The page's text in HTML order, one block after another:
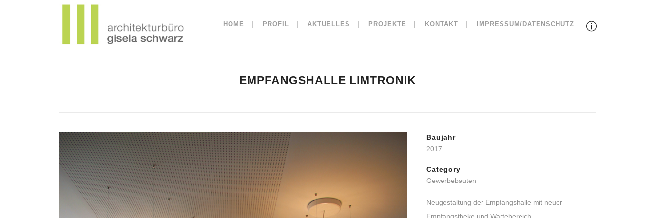
HOME PROFIL AKTUELLES PROJEKTE KONTAKT IMPRESSUM/DATENSCHUTZ
EMPFANGSHALLE LIMTRONIK
Baujahr
2017
Category
Gewerbebauten
Neugestaltung der Empfangshalle mit neuer
Empfangstheke und Wartebereich